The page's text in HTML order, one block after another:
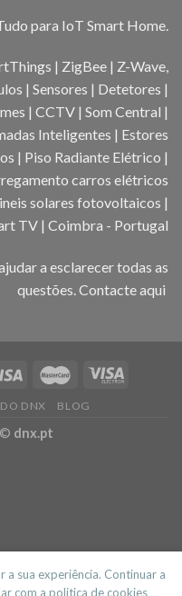
para IoT Smart Home.
| ZigBee | Z-Wave,
| Sensores | Detetores |
| CCTV | Som Central |
Inteligentes | Estores
| Piso Radiante Elétrico |
carros elétricos
solares fotovoltaicos |
TV | Coimbra - Portugal
a esclarecer todas as
questões.Contacte aqui
DNX BLOG
© dnx.pt
a sua experiência. Continuar a
com a politica de cookies